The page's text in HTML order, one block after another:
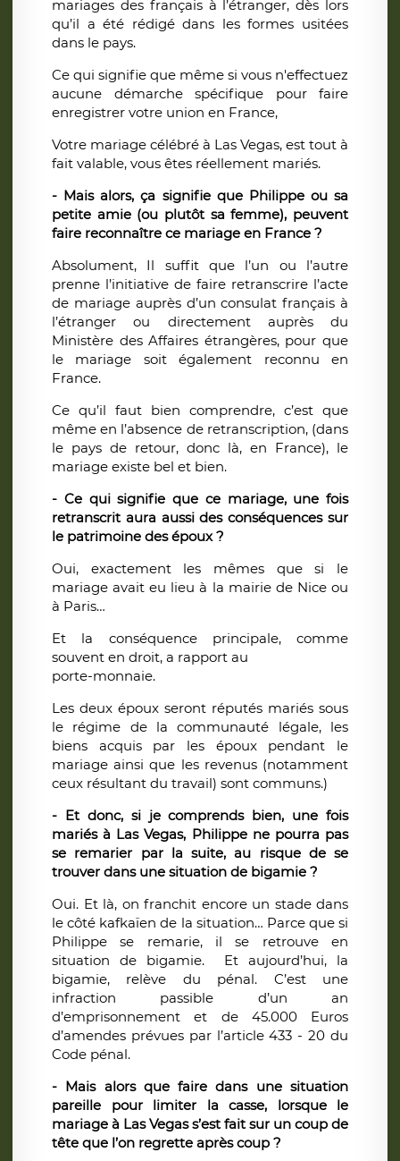
mariages des français à l’étranger, dès lors
qu’il a été rédigé dans les formes usitées
dans le pays.
Ce qui signifie que même si vous n'effectuez
aucune démarche spécifique pour faire
enregistrer votre union en France,
Votre mariage célébré à Las Vegas, est tout à
fait valable, vous êtes réellement mariés.
- Mais alors, ça signifie que Philippe ou sa
petite amie (ou plutôt sa femme), peuvent
faire reconnaître ce mariage en France ?
Absolument, Il suffit que l’un ou l’autre
prenne l’initiative de faire retranscrire l’acte
de mariage auprès d’un consulat français à
l’étranger ou directement auprès du
Ministère des Affaires étrangères, pour que
le mariage soit également reconnu en
France.
Ce qu’il faut bien comprendre, c’est que
même en l’absence de retranscription, (dans
le pays de retour, donc là, en France), le
mariage existe bel et bien.
- Ce qui signifie que ce mariage, une fois
retranscrit aura aussi des conséquences sur
le patrimoine des époux ?
Oui, exactement les mêmes que si le
mariage avait eu lieu à la mairie de Nice ou
à Paris…
Et la conséquence principale, comme
souvent en droit, a rapport au
porte-monnaie.
Les deux époux seront réputés mariés sous
le régime de la communauté légale, les
biens acquis par les époux pendant le
mariage ainsi que les revenus (notamment
ceux résultant du travail) sont communs.)
- Et donc, si je comprends bien, une fois
mariés à Las Vegas, Philippe ne pourra pas
se remarier par la suite, au risque de se
trouver dans une situation de bigamie ?
Oui. Et là, on franchit encore un stade dans
le côté kafkaïen de la situation… Parce que si
Philippe se remarie, il se retrouve en
situation de bigamie. Et aujourd’hui, la
bigamie, relève du pénal. C’est une
infraction passible d’un an
d’emprisonnement et de 45.000 Euros
d’amendes prévues par l’article 433 - 20 du
Code pénal.
- Mais alors que faire dans une situation
pareille pour limiter la casse, lorsque le
mariage à Las Vegas s’est fait sur un coup de
tête que l’on regrette après coup ?